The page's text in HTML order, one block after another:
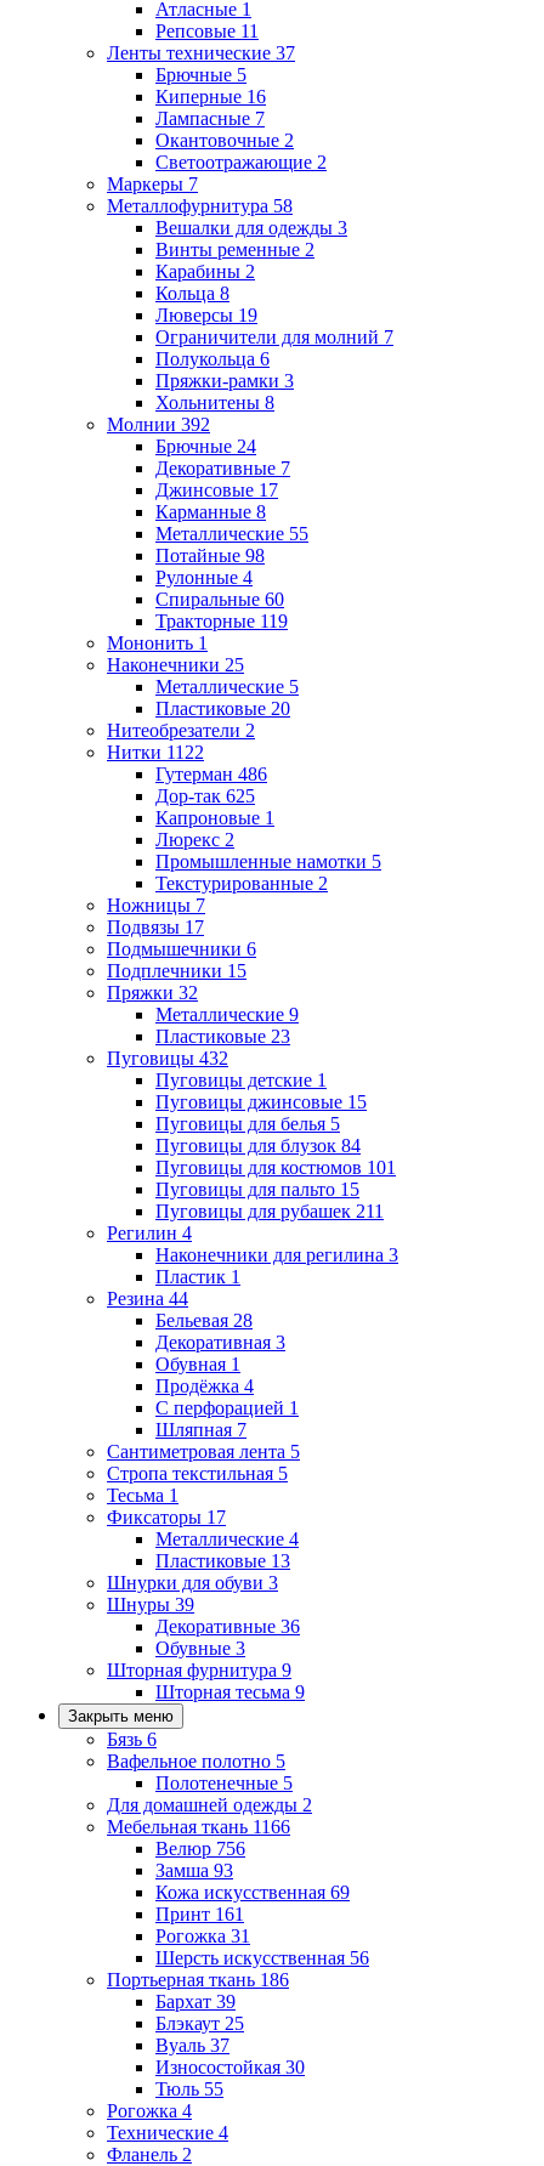
Атласные 1
Репсовые 11
Ленты технические 37
Брючные 5
Киперные 16
Лампасные 7
Окантовочные 2
Светоотражающие 2
Маркеры 7
Металлофурнитура 58
Вешалки для одежды 3
Винты ременные 2
Карабины 2
Кольца 8
Люверсы 19
Ограничители для молний 7
Полукольца 6
Пряжки-рамки 3
Хольнитены 8
Молнии 392
Брючные 24
Декоративные 7
Джинсовые 17
Карманные 8
Металлические 55
Потайные 98
Рулонные 4
Спиральные 60
Тракторные 119
Мононить 1
Наконечники 25
Металлические 5
Пластиковые 20
Нитеобрезатели 2
Нитки 1122
Гутерман 486
Дор-так 625
Капроновые 1
Люрекс 2
Промышленные намотки 5
Текстурированные 2
Ножницы 7
Подвязы 17
Подмышечники 6
Подплечники 15
Пряжки 32
Металлические 9
Пластиковые 23
Пуговицы 432
Пуговицы детские 1
Пуговицы джинсовые 15
Пуговицы для белья 5
Пуговицы для блузок 84
Пуговицы для костюмов 101
Пуговицы для пальто 15
Пуговицы для рубашек 211
Регилин 4
Наконечники для регилина 3
Пластик 1
Резина 44
Бельевая 28
Декоративная 3
Обувная 1
Продёжка 4
С перфорацией 1
Шляпная 7
Сантиметровая лента 5
Стропа текстильная 5
Тесьма 1
Фиксаторы 17
Металлические 4
Пластиковые 13
Шнурки для обуви 3
Шнуры 39
Декоративные 36
Обувные 3
Шторная фурнитура 9
Шторная тесьма 9
Закрыть меню
Бязь 6
Вафельное полотно 5
Полотенечные 5
Для домашней одежды 2
Мебельная ткань 1166
Велюр 756
Замша 93
Кожа искусственная 69
Принт 161
Рогожка 31
Шерсть искусственная 56
Портьерная ткань 186
Бархат 39
Блэкаут 25
Вуаль 37
Износостойкая 30
Тюль 55
Рогожка 4
Технические 4
Фланель 2